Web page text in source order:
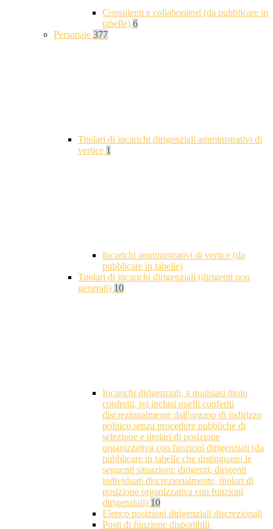
Consulenti e collaboratori (da pubblicare in
tabelle) 6
Personale 377
Titolari di incarichi dirigenziali amministrativi di
vertice 1
Incarichi amministrativi di vertice (da
pubblicare in tabelle)
Titolari di incarichi dirigenziali (dirigenti non
generali) 10
Incarichi dirigenziali, a qualsiasi titolo
conferiti, ivi inclusi quelli conferiti
discrezionalmente dall'organo di indirizzo
politico senza procedure pubbliche di
selezione e titolari di posizione
organizzativa con funzioni dirigenziali (da
pubblicare in tabelle che distinguano le
seguenti situazioni: dirigenti, dirigenti
individuati discrezionalmente, titolari di
posizione organizzativa con funzioni
dirigenziali) 10
Elenco posizioni dirigenziali discrezionali
Posti di funzione disponibili